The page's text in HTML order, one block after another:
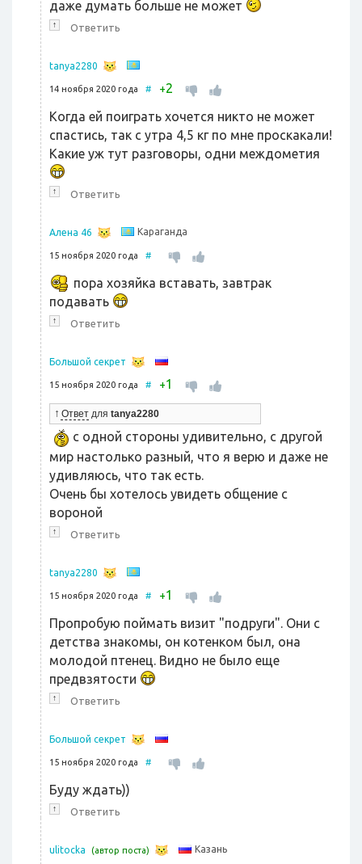
даже думать больше не может
↑ Ответить
tanya2280
14 ноября 2020 года # +2
Когда ей поиграть хочется никто не может
спастись, так с утра 4,5 кг по мне проскакали!
Какие уж тут разговоры, одни междометия
↑ Ответить
Алена 46 Караганда
15 ноября 2020 года #
пора хозяйка вставать, завтрак
подавать
↑ Ответить
Большой секрет
15 ноября 2020 года # +1
↑ Ответ для tanya2280
с одной стороны удивительно, с другой
мир настолько разный, что я верю и даже не
удивляюсь, что так есть.
Очень бы хотелось увидеть общение с
вороной
↑ Ответить
tanya2280
15 ноября 2020 года # +1
Пропробую поймать визит "подруги". Они с
детства знакомы, он котенком был, она
молодой птенец. Видно не было еще
предвзятости
↑ Ответить
Большой секрет
15 ноября 2020 года #
Буду ждать))
↑ Ответить
ulitocka (автор поста) Казань